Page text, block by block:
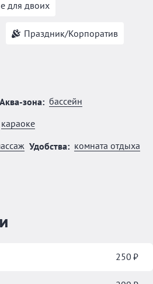
для двоих
Праздник/Корпоратив
Аква-зона: бассейн
караоке
Удобства: комната отдыха
250 ₽